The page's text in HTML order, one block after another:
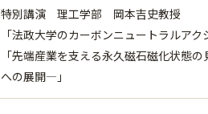
特別講演 理工学部 岡本吉史教授
「法政大学のカーボンニュートラルアク
「先端産業を支える永久磁石磁化状態
への展開―」